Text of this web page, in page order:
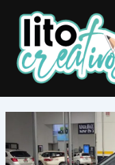
contenido